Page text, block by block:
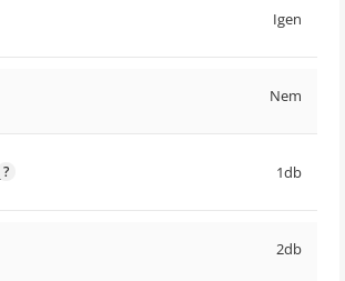
Igen
Nem
1db
2db